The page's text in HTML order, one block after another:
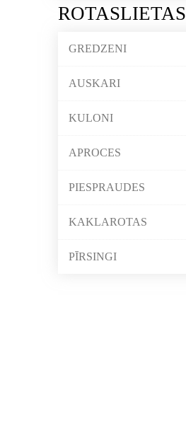
ROTASLIETAS
GREDZENI
AUSKARI
KULONI
APROCES
PIESPRAUDES
KAKLAROTAS
PĪRSINGI